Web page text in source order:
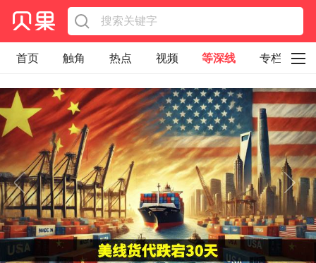
首页 触角 热点 视频 等深线 专栏
直观 见智财经
环球企业沉浮录
辉常道
荀瓜问道 商学院
报纸视频
企业面面观
太空星愿航天资讯
经济史话
照理生活
贝果观点
照理说事
等深线精选
宏观经济 事件
要闻
区域经济
科技 汽车
房地产建材